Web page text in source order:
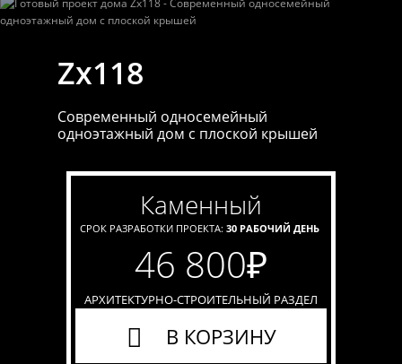
Zx118
Современный односемейный
одноэтажный дом с плоской крышей
каменный
СРОК РАЗРАБОТКИ ПРОЕКТА: 30 РАБОЧИЙ ДЕНЬ
46 800₽
АРХИТЕКТУРНО-СТРОИТЕЛЬНЫЙ РАЗДЕЛ
В КОРЗИНУ